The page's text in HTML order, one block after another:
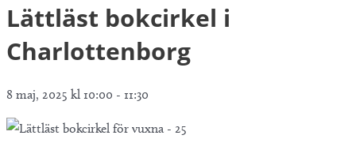
Lättläst bokcirkel i
Charlottenborg
8 maj, 2025 kl 10:00 - 11:30